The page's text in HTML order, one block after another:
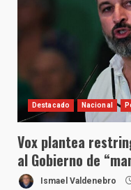
Destacado Nacional
Vox plantea
al Gobierno de
Ismael Valdenebro